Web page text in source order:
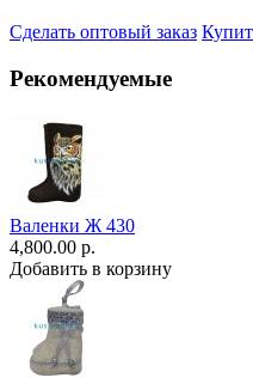
Сделать оптовый заказ
Рекомендуемые
Валенки Ж 430
4,800.00 р.
Добавить в корзину